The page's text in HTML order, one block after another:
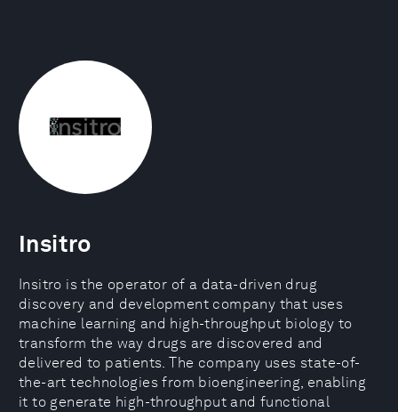
Insitro
Insitro is the operator of a data-driven drug
discovery and development company that uses
machine learning and high-throughput biology to
transform the way drugs are discovered and
delivered to patients. The company uses state-of-
the-art technologies from bioengineering, enabling
it to generate high-throughput and functional